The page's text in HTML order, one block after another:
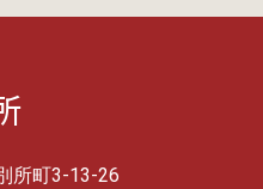
所町3-13-26